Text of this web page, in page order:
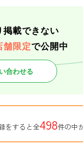
掲載できない
舗限定で公開中
合わせる
をすると全498件の中